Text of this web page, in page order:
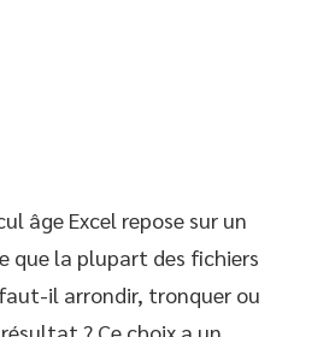
âge Excel repose sur un
que la plupart des fichiers
il arrondir, tronquer ou